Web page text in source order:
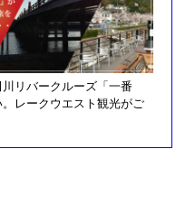
ました
リバークルーズ「一番
レークウエスト観光がご